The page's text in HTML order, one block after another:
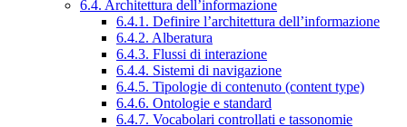
6.4. Architettura dell’informazione
6.4.1. Definire l’architettura dell’informazione
6.4.2. Alberatura
6.4.3. Flussi di interazione
6.4.4. Sistemi di navigazione
6.4.5. Tipologie di contenuto (content type)
6.4.6. Ontologie e standard
6.4.7. Vocabolari controllati e tassonomie